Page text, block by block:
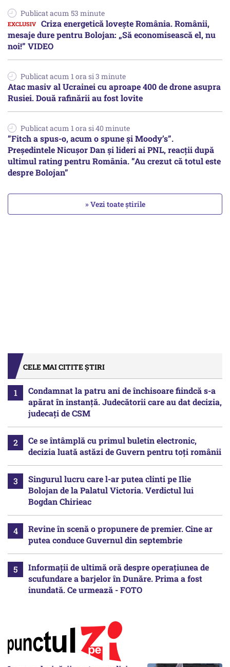
Publicat acum 53 minute
Criza energetică lovește România. Românii,
mesaje dure pentru Bolojan: „Să economisească el, nu
noi!” VIDEO
Publicat acum 1 ora si 3 minute
Atac masiv al Ucrainei cu aproape 400 de drone asupra
Rusiei. Două rafinării au fost lovite
Publicat acum 1 ora si 40 minute
”Fitch a spus-o, acum o spune și Moody’s”.
Președintele Nicușor Dan și lideri ai PNL, reacții după
ultimul rating pentru România. ”Au crezut că totul este
despre Bolojan”
» Vezi toate știrile
CELE MAI CITITE ȘTIRI
Condamnat la patru ani de închisoare fiindcă s-a
apărat în instanță. Judecătorii care au dat decizia,
judecați de CSM
Ce se întâmplă cu primul buletin electronic,
decizia luată astăzi de Guvern pentru toți românii
Singurul lucru care l-ar putea clinti pe Ilie
Bolojan de la Palatul Victoria. Verdictul lui
Bogdan Chirieac
Revine în scenă o propunere de premier. Cine ar
putea conduce Guvernul din septembrie
Informații de ultimă oră despre operațiunea de
scufundare a barjelor în Dunăre. Prima a fost
inundată. Ce urmează - FOTO